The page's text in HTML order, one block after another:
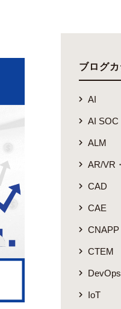
ブログカ
AI
AI SOC
ALM
AR/VR
CAD
CAE
CNAPP
CTEM
DevOps
IoT